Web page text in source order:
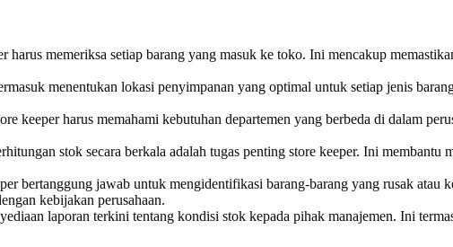
harus memeriksa setiap barang yang masuk ke toko. Ini mencakup
menentukan lokasi penyimpanan yang optimal untuk setiap jenis
keeper harus memahami kebutuhan departemen yang berbeda di dalam
stok secara berkala adalah tugas penting store keeper. Ini membantu
bertanggung jawab untuk mengidentifikasi barang-barang yang rusak
kebijakan perusahaan.
laporan terkini tentang kondisi stok kepada pihak manajemen. Ini